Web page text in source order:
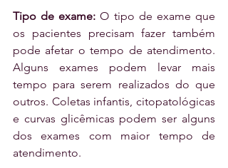
Tipo de exame: O tipo de exame que
os pacientes precisam fazer também
pode afetar o tempo de atendimento.
Alguns exames podem levar mais
tempo para serem realizados do que
outros. Coletas infantis, citopatológicas
e curvas glicêmicas podem ser alguns
dos exames com maior tempo de
atendimento.